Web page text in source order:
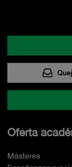
Oferta
Másteres